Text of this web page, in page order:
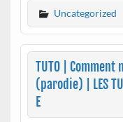
Uncategorized
TUTO |
(parodie) | LES
E